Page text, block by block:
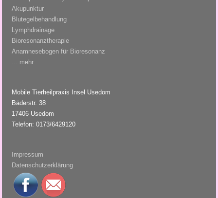
Akupunktur
Blutegelbehandlung
Lymphdrainage
Bioresonanztherapie
Anamnesebogen für Bioresonanz
... mehr
Mobile Tierheilpraxis Insel Usedom
Bäderstr. 38
17406 Usedom
Telefon: 0173/6429120
Impressum
Datenschutzerklärung